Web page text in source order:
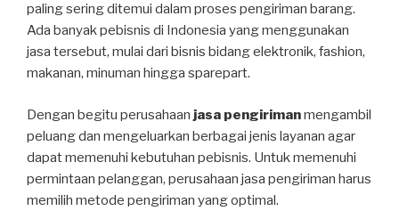
paling sering ditemui dalam proses pengiriman barang.
Ada banyak pebisnis di Indonesia yang menggunakan
jasa tersebut, mulai dari bisnis bidang elektronik, fashion,
makanan, minuman hingga sparepart.
Dengan begitu perusahaan jasa pengirimanmengambil
peluang dan mengeluarkan berbagai jenis layanan agar
dapat memenuhi kebutuhan pebisnis. Untuk memenuhi
permintaan pelanggan, perusahaan jasa pengiriman harus
memilih metode pengiriman yang optimal.